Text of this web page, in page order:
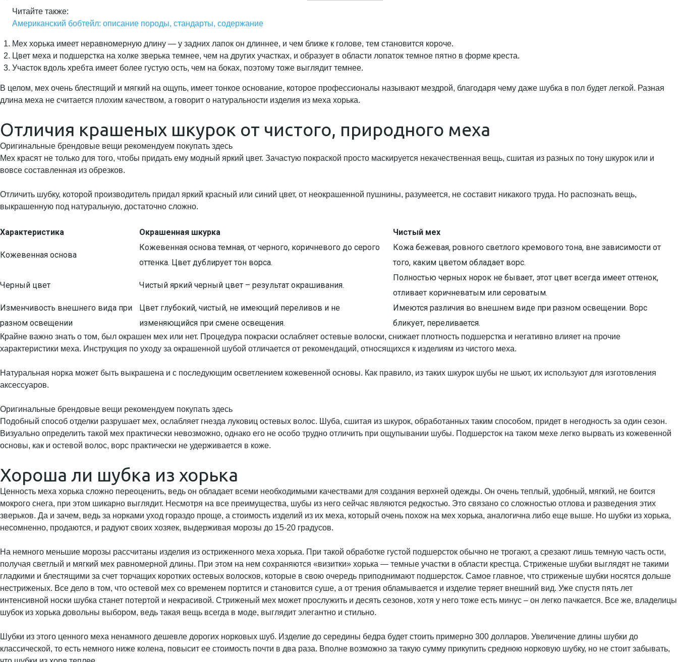
Читайте также:
Американский бобтейл: описание породы, стандарты, содержание
Мех хорька имеет неравномерную длину — у задних лапок он длиннее, и чем ближе к голове, тем становится короче.
Цвет меха и подшерстка на холке зверька темнее, чем на других участках, и образует в области лопаток темное пятно в форме креста.
Участок вдоль хребта имеет более густую ость, чем на боках, поэтому тоже выглядит темнее.
В целом, мех очень блестящий и мягкий на ощупь, имеет тонкое основание, которое профессионалы называют мездрой, благодаря чему даже шубка в пол будет легкой. Разная
длина меха не считается плохим качеством, а говорит о натуральности изделия из меха хорька.
Отличия крашеных шкурок от чистого, природного меха
Оригинальные брендовые вещи рекомендуем покупать здесь
Мех красят не только для того, чтобы придать ему модный яркий цвет. Зачастую покраской просто маскируется некачественная вещь, сшитая из разных по тону шкурок или и
вовсе составленная из обрезков.
Отличить шубку, которой производитель придал яркий красный или синий цвет, от неокрашенной пушнины, разумеется, не составит никакого труда. Но распознать вещь,
выкрашенную под натуральную, достаточно сложно.
Характеристика Окрашенная шкурка Чистый мех
Кожевенная основа
Кожевенная основа темная, от черного, коричневого до серого
оттенка. Цвет дублирует тон ворса.
Кожа бежевая, ровного светлого кремового тона, вне зависимости от
того, каким цветом обладает ворс.
Черный цвет Чистый яркий черный цвет – результат окрашивания.
Полностью черных норок не бывает, этот цвет всегда имеет оттенок,
отливает коричневатым или сероватым.
Изменчивость внешнего вида при
разном освещении
Цвет глубокий, чистый, не имеющий переливов и не
изменяющийся при смене освещения.
Имеются различия во внешнем виде при разном освещении. Ворс
бликует, переливается.
Крайне важно знать о том, был окрашен мех или нет. Процедура покраски ослабляет остевые волоски, снижает плотность подшерстка и негативно влияет на прочие
характеристики меха. Инструкция по уходу за окрашенной шубой отличается от рекомендаций, относящихся к изделиям из чистого меха.
Натуральная норка может быть выкрашена и с последующим осветлением кожевенной основы. Как правило, из таких шкурок шубы не шьют, их используют для изготовления
аксессуаров.
Оригинальные брендовые вещи рекомендуем покупать здесь
Подобный способ отделки разрушает мех, ослабляет гнезда луковиц остевых волос. Шуба, сшитая из шкурок, обработанных таким способом, придет в негодность за один сезон.
Визуально определить такой мех практически невозможно, однако его не особо трудно отличить при ощупывании шубы. Подшерсток на таком мехе легко вырвать из кожевенной
основы, как и остевой волос, ворс практически не удерживается в коже.
Хороша ли шубка из хорька
Ценность меха хорька сложно переоценить, ведь он обладает всеми необходимыми качествами для создания верхней одежды. Он очень теплый, удобный, мягкий, не боится
мокрого снега, при этом шикарно выглядит. Несмотря на все преимущества, шубы из него сейчас являются редкостью. Это связано со сложностью отлова и разведения этих
зверьков. Да и зачем, ведь за норками уход гораздо проще, а стоимость изделий из их меха, который очень похож на мех хорька, аналогична либо еще выше. Но шубки из хорька,
несомненно, продаются, и радуют своих хозяек, выдерживая морозы до 15-20 градусов.
На немного меньшие морозы рассчитаны изделия из остриженного меха хорька. При такой обработке густой подшерсток обычно не трогают, а срезают лишь темную часть ости,
получая светлый и мягкий мех равномерной длины. При этом на нем сохраняются «визитки» хорька — темные участки в области крестца. Стриженые шубки выглядят не такими
гладкими и блестящими за счет торчащих коротких остевых волосков, которые в свою очередь приподнимают подшерсток. Самое главное, что стриженые шубки носятся дольше
нестриженых. Все дело в том, что остевой мех со временем портится и становится суше, а от трения обламывается и изделие теряет внешний вид. Уже спустя пять лет
интенсивной носки шубка станет потертой и некрасивой. Стриженый мех может прослужить и десять сезонов, хотя у него тоже есть минус – он легко пачкается. Все же, владелицы
шубок из хорька довольны выбором, ведь такая вещь всегда в моде, выглядит элегантно и стильно.
Шубки из этого ценного меха ненамного дешевле дорогих норковых шуб. Изделие до середины бедра будет стоить примерно 300 долларов. Увеличение длины шубки до
классической, то есть немного ниже колена, повысит ее стоимость почти в два раза. Вполне возможно за такую сумму прикупить среднюю норковую шубку, но не стоит забывать,